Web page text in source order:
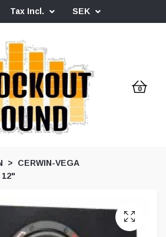
Tax Incl. SEK
0
CERWIN-VEGA
12"